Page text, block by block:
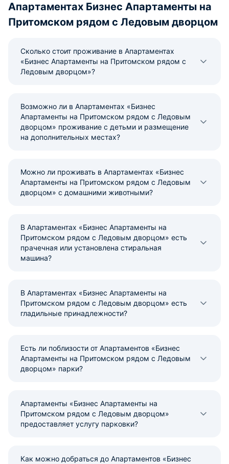
Апартаментах Бизнес Апартаменты на
Притомском рядом с Ледовым дворцом
Сколько стоит проживание в Апартаментах
«Бизнес Апартаменты на Притомском рядом с
Ледовым дворцом»?
Возможно ли в Апартаментах «Бизнес
Апартаменты на Притомском рядом с Ледовым
дворцом» проживание с детьми и размещение
на дополнительных местах?
Можно ли проживать в Апартаментах «Бизнес
Апартаменты на Притомском рядом с Ледовым
дворцом» с домашними животными?
В Апартаментах «Бизнес Апартаменты на
Притомском рядом с Ледовым дворцом» есть
прачечная или установлена стиральная
машина?
В Апартаментах «Бизнес Апартаменты на
Притомском рядом с Ледовым дворцом» есть
гладильные принадлежности?
Есть ли поблизости от Апартаментов «Бизнес
Апартаменты на Притомском рядом с Ледовым
дворцом» парки?
Апартаменты «Бизнес Апартаменты на
Притомском рядом с Ледовым дворцом»
предоставляет услугу парковки?
Как можно добраться до Апартаментов «Бизнес